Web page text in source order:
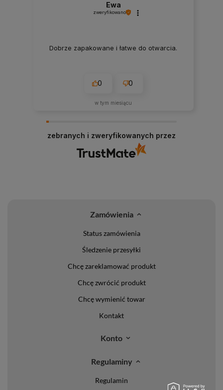
Ewa
zweryfikowano
Dobrze zapakowane i łatwe do otwarcia.
0 0
w tym miesiącu
zebranych i zweryfikowanych przez
Zamówienia
Status zamówienia
Śledzenie przesyłki
Chcę zareklamować produkt
Chcę zwrócić produkt
Chcę wymienić towar
Kontakt
Konto
Regulaminy
Regulamin